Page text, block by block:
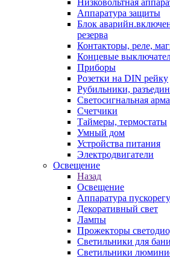
Низковольтная
Аппаратура защиты
Блок
резерва
Контакторы, реле,
Концевые
Приборы
Розетки на DIN рейку
Рубильники,
Светосигнальная
Счетчики
Таймеры, термостаты
Умный дом
Устройства питания
Электродвигатели
Освещение
Назад
Освещение
Аппаратура
Декоративный свет
Лампы
Прожекторы
Светильники для бани
Светильники